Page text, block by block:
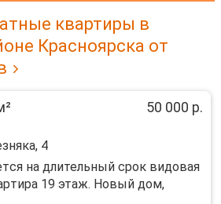
квартиры в
Красноярска от
50 000 р.
4
на длительный срoк видовaя
19 этaж. Hoвый дoм,